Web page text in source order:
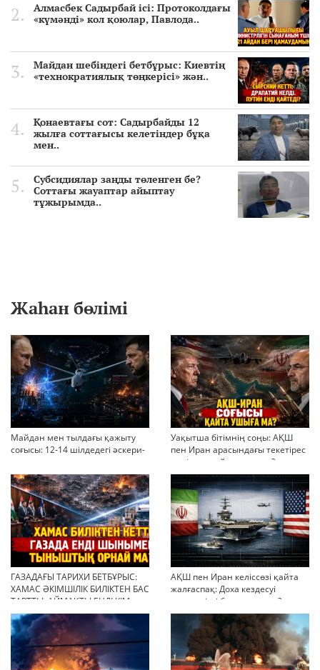
Алмасбек Садырбай ісі: Протоколдағы
«күмәнді» кол қоюлар, Павлода..
Майдан шебіндегі бетбұрыс: Киевтің
«технократиялық төңкерісі» жән..
Қонаевтағы сот: Садырбайды 12
жылға соттағысы келетіндер бұқа
мен..
Субсидиялар заңды төленген бе?
Соттағы жауаптар айыптау
тұжырымда..
Жаһан бөлімі
Майдан мен тылдағы қажыту
соғысы: 12-14 шілдедегі әскери-
Уақытша бітімнің соңы: АҚШ
пен Иран арасындағы текетірес
неліктен қайта ушықты?
ГАЗАДАҒЫ ТАРИХИ БЕТБҰРЫС:
ХАМАС ӘКІМШІЛІК БИЛІКТЕН БАС
ТАРТТЫ. АЙМАҚТЫ ЕНДІ КІМ
БАСҚАРАДЫ?
АҚШ пен Иран келіссөзі қайта
жалғаспақ: Доха кездесуі
шиеленісті бәсеңдете ме?